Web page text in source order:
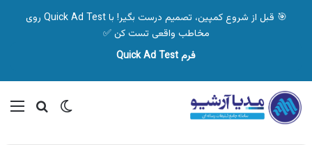
🎯 قبل از شروع کمپین، تصمیم درست بگیر! با Quick Ad Test روی
مخاطب واقعی تست کن ✅
فرم Quick Ad Test
تغییر پوسته